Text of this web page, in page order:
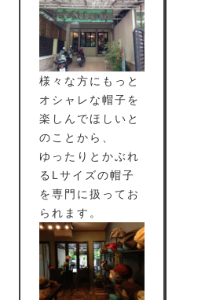
様々な方にもっと
オシャレな帽子を
楽しんでほしいと
のことから、
ゆったりとかぶれ
るLサイズの帽子
を専門に扱ってお
られます。